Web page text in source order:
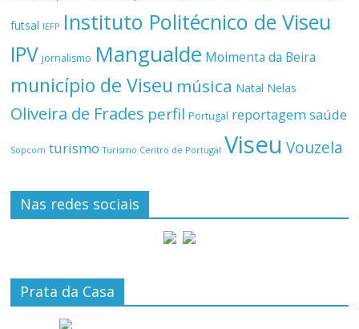
futsal IEFP Instituto Politécnico de Viseu
IPV jornalismo Mangualde Moimenta da Beira
município de Viseu música Natal Nelas
Oliveira de Frades perfil Portugal reportagemsaúde
Sopcom turismo Turismo Centro de Portugal Viseu Vouzela
Nas redes sociais
Prata da Casa